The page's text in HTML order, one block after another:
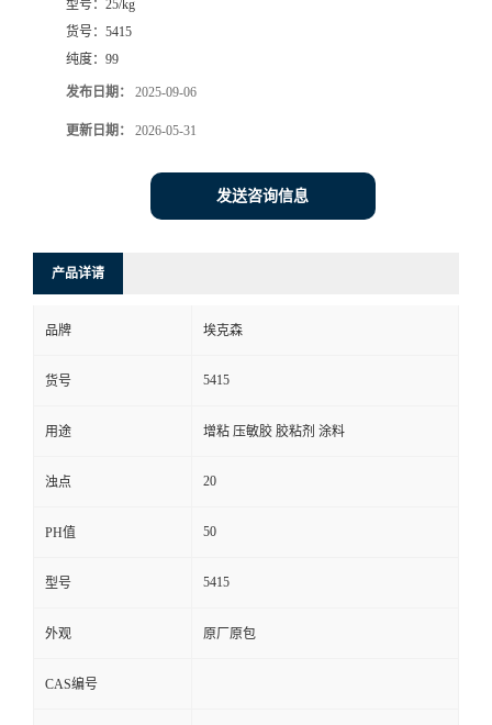
型号： 25/kg
货号： 5415
纯度： 99
发布日期： 2025-09-06
更新日期： 2026-05-31
发送咨询信息
产品详请
品牌 埃克森
货号 5415
用途 增粘 压敏胶 胶粘剂 涂料
浊点 20
PH值 50
型号 5415
外观 原厂原包
CAS编号